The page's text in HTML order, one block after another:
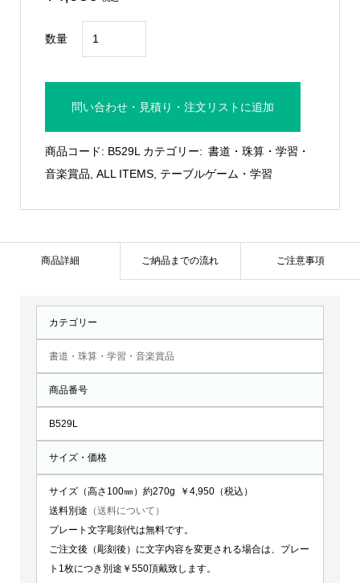
数量
楽
光
ラ
製
問い合わせ・見積り・注文リストに追加
商品コード: B529L カテゴリー: 書道・珠算・学習・
音楽賞品 ALL ITEMS, テーブルゲーム・学習
商品詳細 ご納品までの流れ ご注意事項
カテゴリー
書道・珠算・学習・音楽賞品
商品番号
B529L
サイズ・価格
サイズ（高さ100㎜）約270g ￥4,950（税込）
送料別途 （送料について）
プレート文字彫刻代は無料です。
ご注文後（彫刻後）に文字内容を変更される場合は、プレー
ト1枚につき別途￥550頂戴致します。